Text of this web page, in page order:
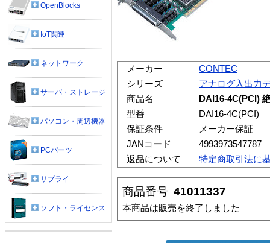
メーカー
CONTEC
シリーズ
アナログ入出力
商品名
DAI16-4C(PCI)
型番
DAI16-4C(PCI)
保証条件
メーカー保証
JANコード
4993973547787
返品について
特定商取引法に
商品番号 41011337
本商品は販売を終了しました
OpenBlocks
IoT関連
ネットワーク
サーバ・ストレージ
パソコン・周辺機器
PCパーツ
サプライ
ソフト・ライセンス